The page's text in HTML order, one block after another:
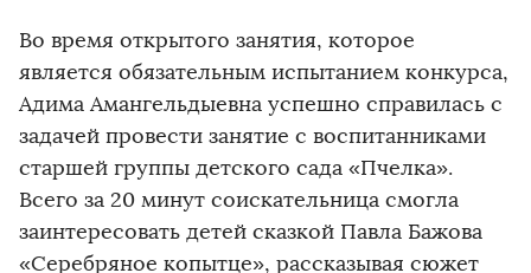
Во время открытого занятия, которое
является обязательным испытанием конкурса,
Адима Амангельдыевна успешно справилась с
задачей провести занятие с воспитанниками
старшей группы детского сада «Пчелка».
Всего за 20 минут соискательница смогла
заинтересовать детей сказкой Павла Бажова
«Серебряное копытце», рассказывая сюжет